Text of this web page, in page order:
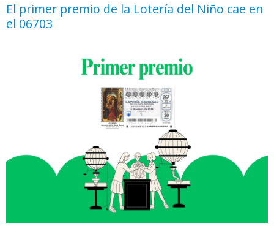
El primer premio de la Lotería del Niño cae en
el 06703